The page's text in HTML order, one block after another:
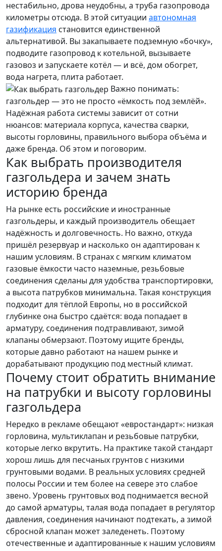
нестабильно, дрова неудобны, а труба газопровода
километры отсюда. В этой ситуации автономная
газификация становится единственной
альтернативой. Вы закапываете подземную «бочку»,
подводите газопровод к котельной, вызываете
газовоз и запускаете котёл — и всё, дом обогрет,
вода нагрета, плита работает.
Важно понимать:
газгольдер — это не просто «ёмкость под землёй».
Надёжная работа системы зависит от сотни
нюансов: материала корпуса, качества сварки,
высоты горловины, правильного выбора объёма и
даже бренда. Об этом и поговорим.
Как выбрать производителя
газгольдера и зачем знать
историю бренда
На рынке есть российские и иностранные
газгольдеры, и каждый производитель обещает
надёжность и долговечность. Но важно, откуда
пришёл резервуар и насколько он адаптирован к
нашим условиям. В странах с мягким климатом
газовые ёмкости часто наземные, резьбовые
соединения сделаны для удобства транспортировки,
а высота патрубков минимальна. Такая конструкция
подходит для тёплой Европы, но в российской
глубинке она быстро сдаётся: вода попадает в
арматуру, соединения подтравливают, зимой
клапаны обмерзают. Поэтому ищите бренды,
которые давно работают на нашем рынке и
дорабатывают продукцию под местный климат.
Почему стоит обратить внимание
на патрубки и высоту горловины
газгольдера
Нередко в рекламе обещают «евростандарт»: низкая
горловина, мультиклапан и резьбовые патрубки,
которые легко вкрутить. На практике такой стандарт
хорош лишь для песчаных грунтов с низкими
грунтовыми водами. В реальных условиях средней
полосы России и тем более на севере это слабое
звено. Уровень грунтовых вод поднимается весной
до самой арматуры, талая вода попадает в регулятор
давления, соединения начинают подтекать, а зимой
сбросной клапан может заледенеть. Поэтому
отечественные и адаптированные к нашим условиям